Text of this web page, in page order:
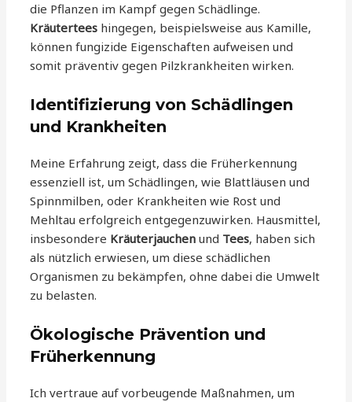
die Pflanzen im Kampf gegen Schädlinge.
Kräutertees hingegen, beispielsweise aus Kamille,
können fungizide Eigenschaften aufweisen und
somit präventiv gegen Pilzkrankheiten wirken.
Identifizierung von Schädlingen
und Krankheiten
Meine Erfahrung zeigt, dass die Früherkennung
essenziell ist, um Schädlingen, wie Blattläusen und
Spinnmilben, oder Krankheiten wie Rost und
Mehltau erfolgreich entgegenzuwirken. Hausmittel,
insbesondere Kräuterjauchen und Tees, haben sich
als nützlich erwiesen, um diese schädlichen
Organismen zu bekämpfen, ohne dabei die Umwelt
zu belasten.
Ökologische Prävention und
Früherkennung
Ich vertraue auf vorbeugende Maßnahmen, um